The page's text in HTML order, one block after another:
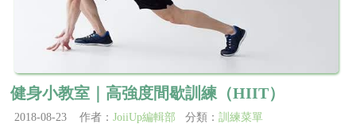
健身小教室｜高強度間歇訓練（HIIT）
2018-08-23 作者： JoiiUp編輯部 分類： 訓練菜單